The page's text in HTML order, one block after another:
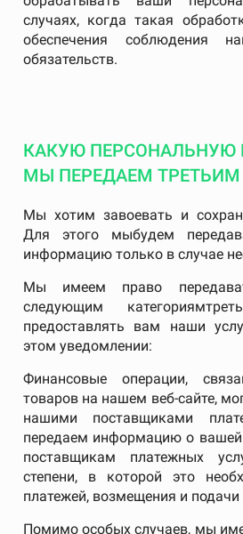
случаях, когда такая
обеспечения соблюдения
обязательств.
КАКУЮ
МЫ ПЕРЕДАЕМ
Мы хотим завоевать и
Для этого мыбудем
информацию только в случае
Мы имеем право
следующим
предоставлять вам наши
этом уведомлении:
Финансовые операции,
товаров на нашем веб-сайте,
нашими поставщиками
передаем информацию о
поставщикам платежных
степени, в которой это
платежей, возмещения и
Помимо особых случаев, мы